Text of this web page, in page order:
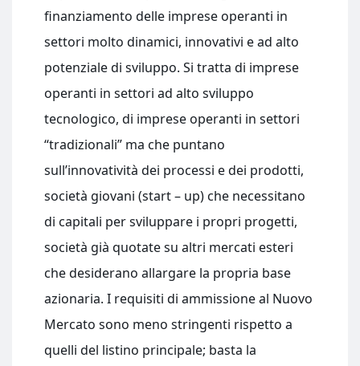
finanziamento delle imprese operanti in
settori molto dinamici, innovativi e ad alto
potenziale di sviluppo. Si tratta di imprese
operanti in settori ad alto sviluppo
tecnologico, di imprese operanti in settori
“tradizionali” ma che puntano
sull’innovatività dei processi e dei prodotti,
società giovani (start – up) che necessitano
di capitali per sviluppare i propri progetti,
società già quotate su altri mercati esteri
che desiderano allargare la propria base
azionaria. I requisiti di ammissione al Nuovo
Mercato sono meno stringenti rispetto a
quelli del listino principale; basta la